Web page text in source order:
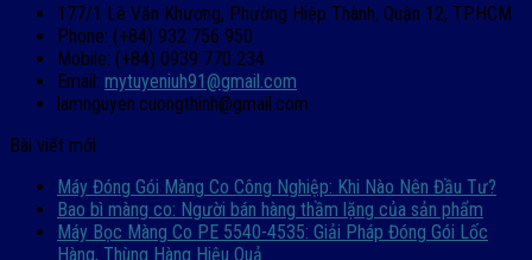
177/1 Lê Văn Khương, Phường Hiệp Thành, Quận 12, TP.HCM
Phone: (+84) 932 756 950
Mobile: (+84) 0939 770 234
Email: mytuyeniuh91@gmail.com
lamnguyen.cuongthinh@gmail.com
Bài viết mới
Máy Đóng Gói Màng Co Công Nghiệp: Khi Nào Nên Đầu Tư?
Bao bì màng co: Người bán hàng thầm lặng của sản phẩm
Máy Bọc Màng Co PE 5540-4535: Giải Pháp Đóng Gói Lốc
Hàng, Thùng Hàng Hiệu Quả